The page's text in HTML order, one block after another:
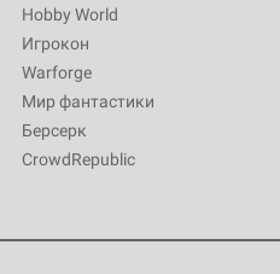
Hobby World
Игрокон
Warforge
Мир фантастики
Берсерк
CrowdRepublic